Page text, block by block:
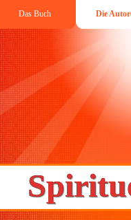
Das Buch Die